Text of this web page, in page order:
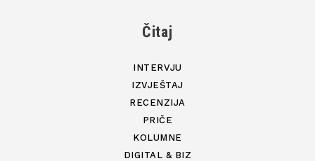
Čitaj
INTERVJU
IZVJEŠTAJ
RECENZIJA
PRIČE
KOLUMNE
DIGITAL & BIZ